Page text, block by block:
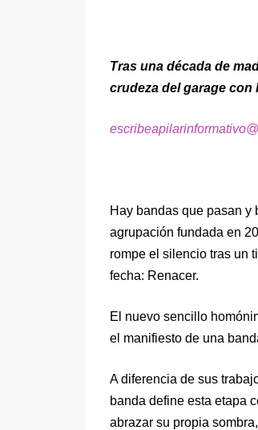
Tras una década de
crudeza del garage
Hay bandas que pasan y
agrupación fundada en
rompe el silencio tras un
fecha: Renacer.
El nuevo sencillo
el manifiesto de una
A diferencia de sus
banda define esta etapa
abrazar su propia